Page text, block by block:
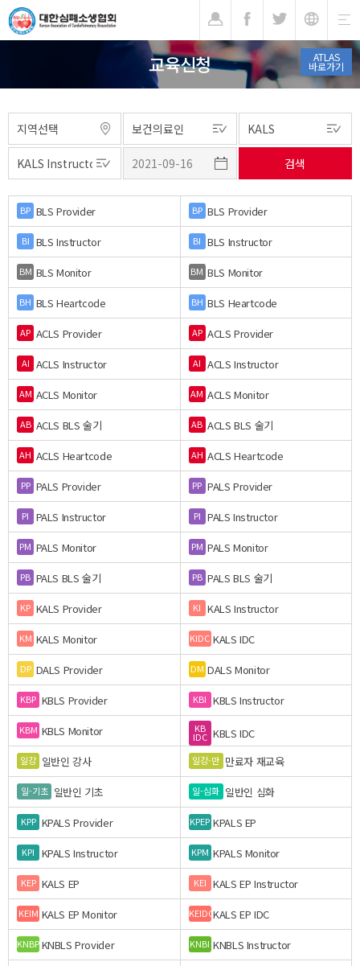
ATLAS
바로가기
교육신청
BP BLS Provider BP BLS Provider
BI BLS Instructor BI BLS Instructor
BM BLS Monitor BM BLS Monitor
BH BLS Heartcode BH BLS Heartcode
AP ACLS Provider AP ACLS Provider
AI ACLS Instructor AI ACLS Instructor
AM ACLS Monitor AM ACLS Monitor
AB ACLS BLS 술기 AB ACLS BLS 술기
AH ACLS Heartcode AH ACLS Heartcode
PP PALS Provider PP PALS Provider
PI PALS Instructor PI PALS Instructor
PM PALS Monitor PM PALS Monitor
PB PALS BLS 술기 PB PALS BLS 술기
KP KALS Provider KI KALS Instructor
KM KALS Monitor KIDC KALS IDC
DP DALS Provider DM DALS Monitor
KBP KBLS Provider KBI KBLS Instructor
KBM KBLS Monitor KB
IDC KBLS IDC
일강 일반인 강사 일강-만 만료자 재교육
일-기초 일반인 기초 일-심화 일반인 심화
KPP KPALS Provider KPEP KPALS EP
KPI KPALS Instructor KPM KPALS Monitor
KEP KALS EP KEI KALS EP Instructor
KEIM KALS EP Monitor KEIDCKALS EP IDC
KNBPKNBLS Provider KNBI KNBLS Instructor